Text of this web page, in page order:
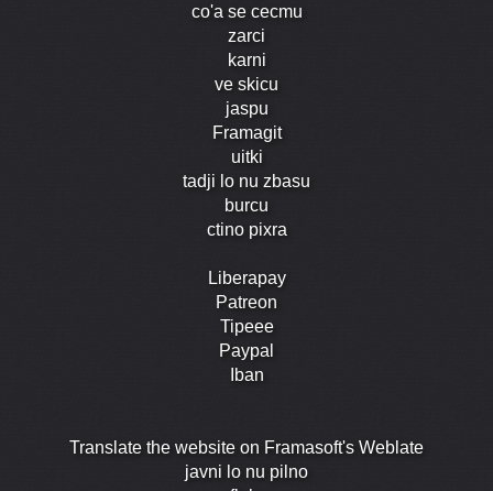
co'a se cecmu
zarci
karni
ve skicu
jaspu
Framagit
uitki
tadji lo nu zbasu
burcu
ctino pixra
Liberapay
Patreon
Tipeee
Paypal
Iban
Translate the website on Framasoft's Weblate
javni lo nu pilno